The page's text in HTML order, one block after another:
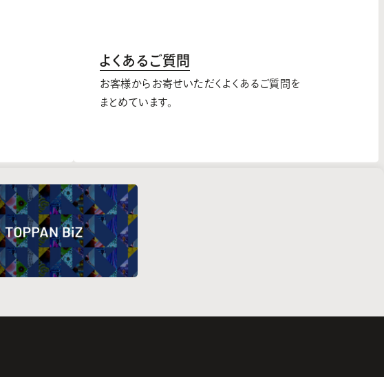
よくあるご質問
お客様からお寄せいただくよくあるご質問を
まとめています。